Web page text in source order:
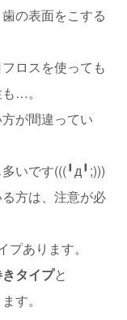
の表面をこする
ロスを使っても
…。
が間違ってい
いです(((╹д╹;)))
方は、注意が必
あります。
タイプと
す。